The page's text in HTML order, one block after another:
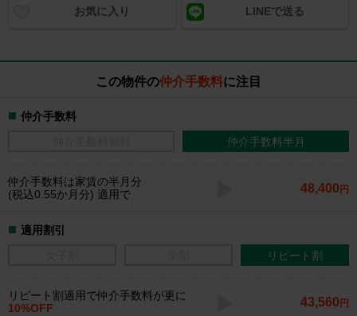
お気に入り LINEで送る
この物件の仲介手数料に注目
仲介手数料
仲介手数料半月
仲介手数料は家賃の半月分
(税込0.55か月分) 適用で
48,400 円
適用割引
リピート割
リピート割適用で仲介手数料が更に
10%OFF
43,560 円